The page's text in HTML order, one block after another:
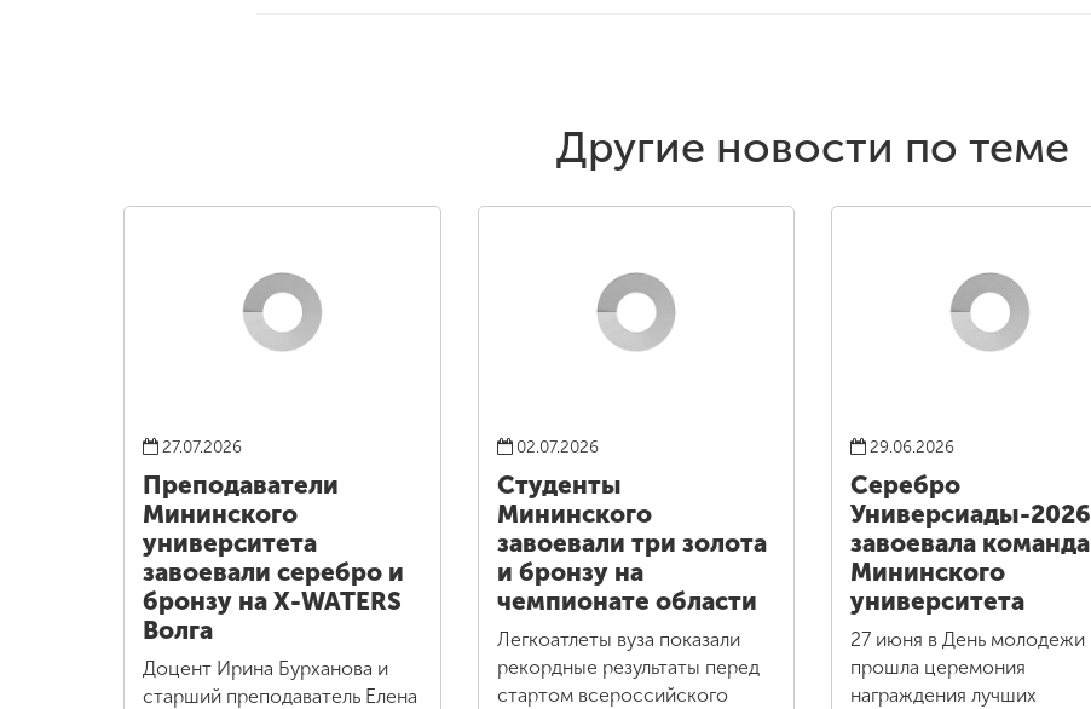
Другие новости по теме
27.07.2026
Преподаватели
Мининского
университета
завоевали серебро и
бронзу на X-WATERS
Волга
Доцент Ирина Бурханова и
старший преподаватель Елена
02.07.2026
Студенты
Мининского
завоевали три золота
и бронзу на
чемпионате области
Легкоатлеты вуза показали
рекордные результаты перед
стартом всероссийского
29.06.2026
Серебро
Универсиады-2026
завоевала команда
Мининского
университета
27 июня в День молодежи
прошла церемония
награждения лучших